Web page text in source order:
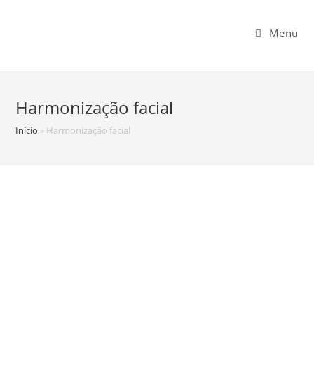
Menu
Harmonização facial
Início » Harmonização facial